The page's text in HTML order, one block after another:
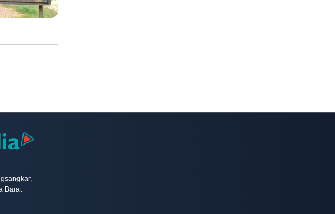
Barat